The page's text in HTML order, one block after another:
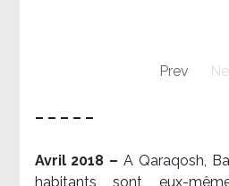
Prev
– – – – –
Avril 2018 –A Qaraqosh,
habitants sont eux-